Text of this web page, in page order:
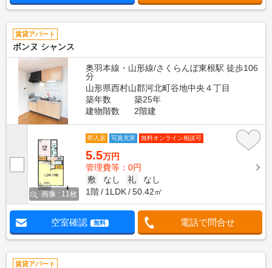
賃貸アパート
ボンヌ シャンス
奥羽本線・山形線/さくらんぼ東根駅 徒歩106
分
山形県西村山郡河北町谷地中央４丁目
築年数
築25年
建物階数
2階建
画像 : 11枚
即入居 写真充実 無料オンライン相談可
5.5万円
管理費等：0円
敷
なし 礼
なし
1階
1LDK 50.42㎡
空室確認 無料 電話で問合せ
賃貸アパート